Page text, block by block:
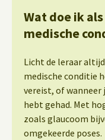
Wat doe ik
medische
Licht de leraar
medische conditie
vereist, of wanneer
hebt gehad. Met
zoals glaucoom
omgekeerde poses.